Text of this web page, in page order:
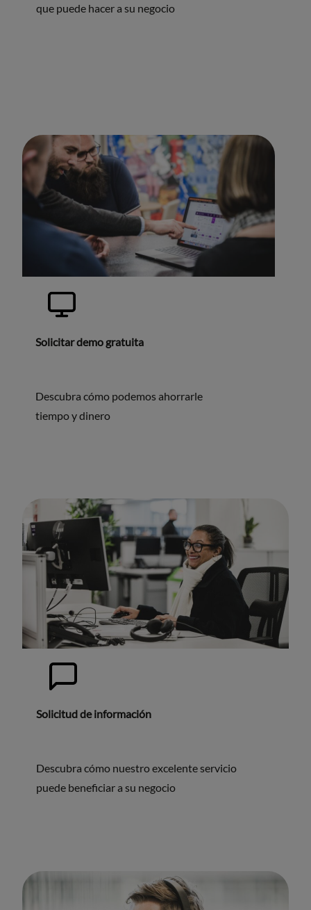
que puede hacer a su negocio
Solicitar demo gratuita
Descubra cómo podemos ahorrarle
tiempo y dinero
Solicitud de información
Descubra cómo nuestro excelente servicio
puede beneficiar a su negocio